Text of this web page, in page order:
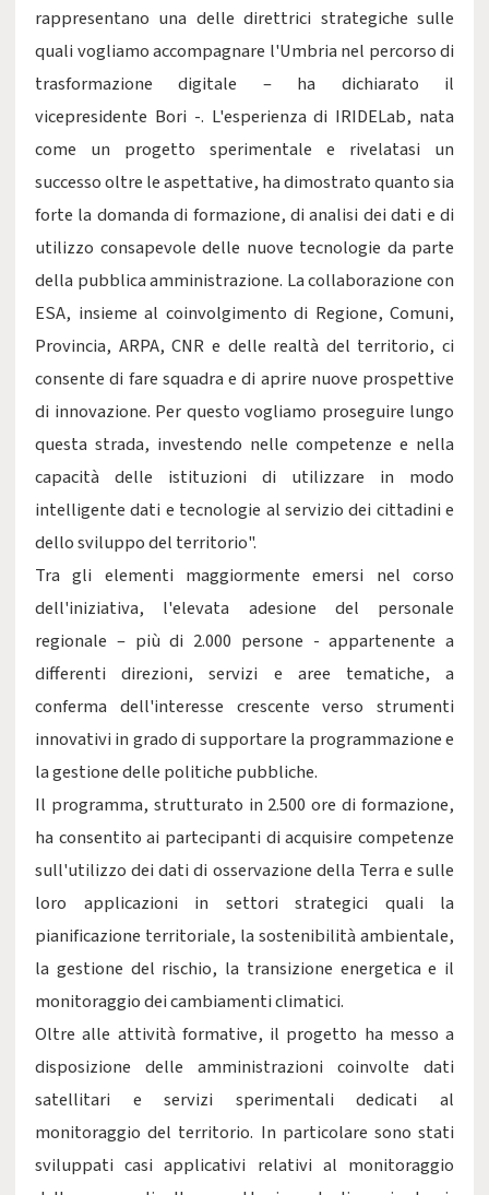
rappresentano una delle direttrici strategiche sulle
quali vogliamo accompagnare l'Umbria nel percorso di
trasformazione digitale – ha dichiarato il
vicepresidente Bori -. L'esperienza di IRIDELab, nata
come un progetto sperimentale e rivelatasi un
successo oltre le aspettative, ha dimostrato quanto sia
forte la domanda di formazione, di analisi dei dati e di
utilizzo consapevole delle nuove tecnologie da parte
della pubblica amministrazione. La collaborazione con
ESA, insieme al coinvolgimento di Regione, Comuni,
Provincia, ARPA, CNR e delle realtà del territorio, ci
consente di fare squadra e di aprire nuove prospettive
di innovazione. Per questo vogliamo proseguire lungo
questa strada, investendo nelle competenze e nella
capacità delle istituzioni di utilizzare in modo
intelligente dati e tecnologie al servizio dei cittadini e
dello sviluppo del territorio".
Tra gli elementi maggiormente emersi nel corso
dell'iniziativa, l'elevata adesione del personale
regionale – più di 2.000 persone - appartenente a
differenti direzioni, servizi e aree tematiche, a
conferma dell'interesse crescente verso strumenti
innovativi in grado di supportare la programmazione e
la gestione delle politiche pubbliche.
Il programma, strutturato in 2.500 ore di formazione,
ha consentito ai partecipanti di acquisire competenze
sull'utilizzo dei dati di osservazione della Terra e sulle
loro applicazioni in settori strategici quali la
pianificazione territoriale, la sostenibilità ambientale,
la gestione del rischio, la transizione energetica e il
monitoraggio dei cambiamenti climatici.
Oltre alle attività formative, il progetto ha messo a
disposizione delle amministrazioni coinvolte dati
satellitari e servizi sperimentali dedicati al
monitoraggio del territorio. In particolare sono stati
sviluppati casi applicativi relativi al monitoraggio